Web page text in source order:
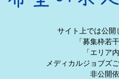
サイト上では公開
「募集枠若
「エリア
メディカルジョブズ
非公開